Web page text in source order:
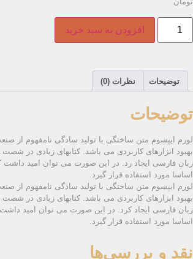
افزودن به سبد خرید
توضیحات نظرات (0)
توضیحات
لورم ایپسوم متن ساختگی با تولید سادگی نامفهوم از
بهبود ابزارهای کاربردی می باشد. کتابهای زیادی در
زبان فارسی ایجاد رد. در این صورت می توان امید داشت
اساسا مورد استفاده قرار گیرد.
لورم ایپسوم متن ساختگی با تولید سادگی نامفهوم از
بهبود ابزارهای کاربردی می باشد. کتابهای زیادی در
زبان فارسی ایجاد کرد. در این صورت می توان امید
اساسا مورد استفاده قرار گیرد.
نقد و بررسی‌ها